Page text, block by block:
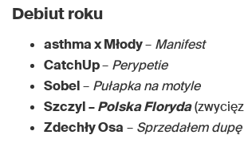
Debiut roku
asthma x Młody– Manifest
CatchUp– Perypetie
Sobel– Pułapka na motyle
Szczyl –Polska Floryda
Zdechły Osa – Sprzedałem dupę